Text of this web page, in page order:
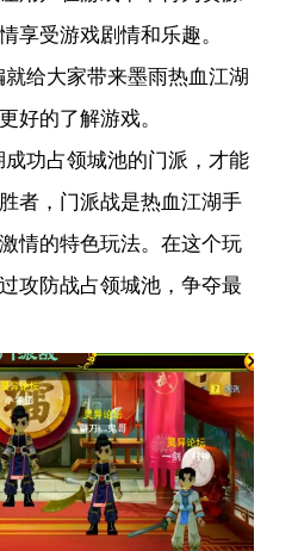
享受游戏剧情和乐趣。
给大家带来墨雨热血江湖
好的了解游戏。
功占领城池的门派，才能
者，门派战是热血江湖手
情的特色玩法。在这个玩
攻防战占领城池，争夺最